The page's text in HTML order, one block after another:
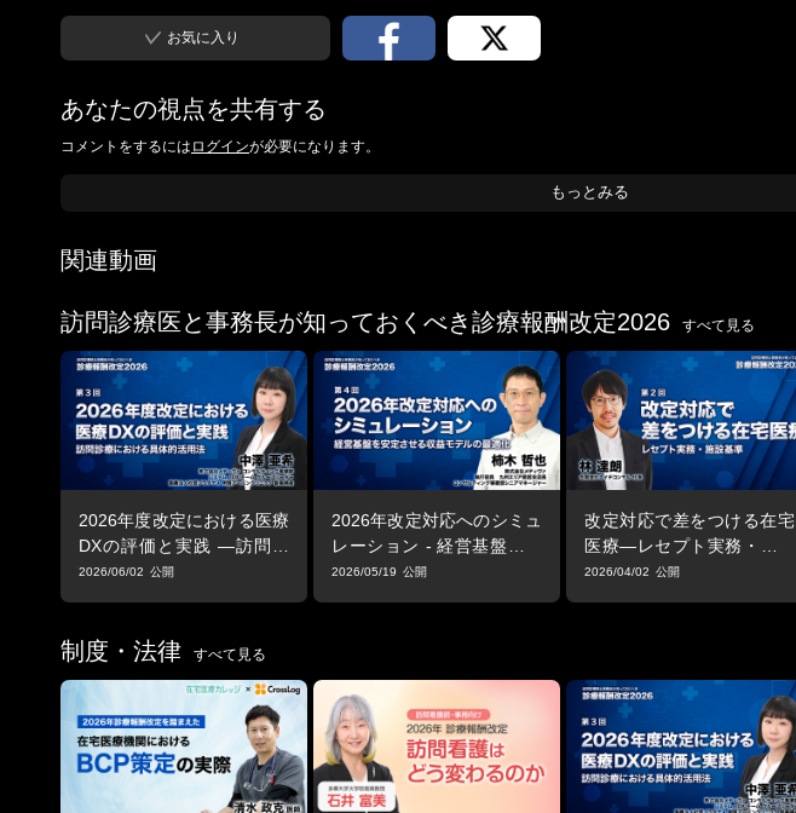
お気に入り
あなたの視点を共有する
コメントをするには ログインが必要になります。
もっとみる
関連動画
訪問診療医と事務長が知っておくべき診療報酬改定2026 すべて見る
2026年度改定における医療
DXの評価と実践 ―訪問診
療における具体的活用法
2026/06/02
2026年改定対応へのシミュ
レーション - 経営基盤を安
定させる収益モデルの最適
2026/05/19
改定対応で差をつける在宅
医療―レセプト実務・施設
基準―
2026/04/02
制度・法律 すべて見る